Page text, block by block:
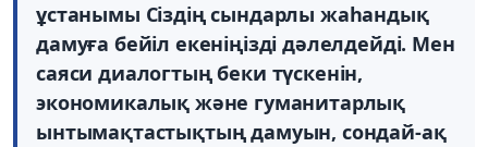
ұстанымы Сіздің сындарлы жаһандық
дамуға бейіл екеніңізді дәлелдейді. Мен
саяси диалогтың беки түскенін,
экономикалық және гуманитарлық
ынтымақтастықтың дамуын, сондай-ақ